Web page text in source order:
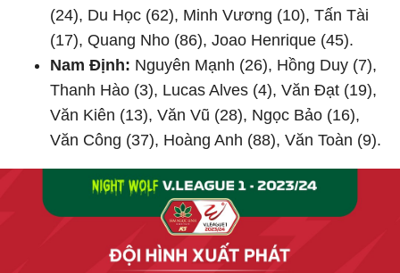
(24), Du Học (62), Minh Vương (10), Tấn Tài
(17), Quang Nho (86), Joao Henrique (45).
Nam Định: Nguyên Mạnh (26), Hồng Duy (7),
Thanh Hào (3), Lucas Alves (4), Văn Đạt (19),
Văn Kiên (13), Văn Vũ (28), Ngọc Bảo (16),
Văn Công (37), Hoàng Anh (88), Văn Toàn (9).